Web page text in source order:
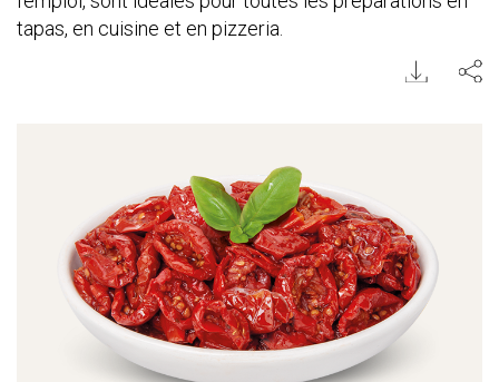
tapas, en cuisine et en pizzeria.